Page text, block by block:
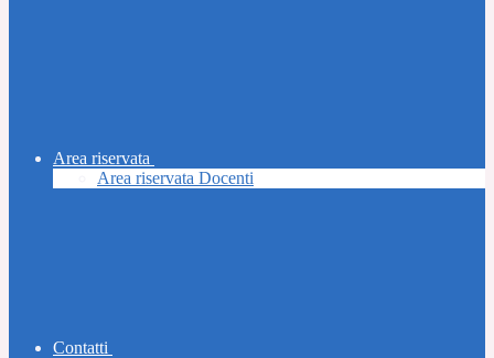
Area riservata
Area riservata Docenti
Contatti